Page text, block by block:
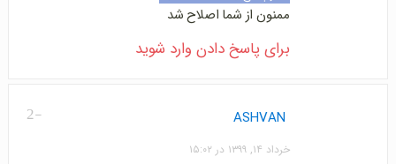
ممنون از شما اصلاح شد
برای پاسخ دادن وارد شوید
-2 ASHVAN
خرداد ۱۴, ۱۳۹۹ در ۱۵:۰۲